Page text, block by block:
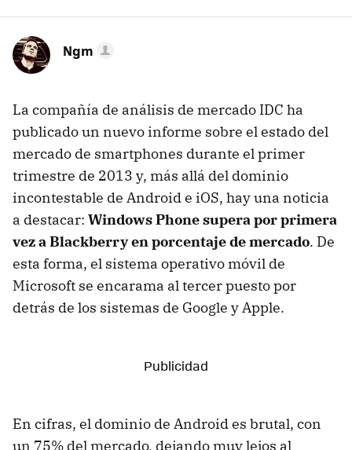
Ngm
La compañía de análisis de mercado IDC ha
publicado un nuevo informe sobre el estado del
mercado de smartphones durante el primer
trimestre de 2013 y, más allá del dominio
incontestable de Android e iOS, hay una noticia
a destacar: Windows Phone supera por primera
vez a Blackberry en porcentaje de mercado. De
esta forma, el sistema operativo móvil de
Microsoft se encarama al tercer puesto por
detrás de los sistemas de Google y Apple.
En cifras, el dominio de Android es brutal, con
un 75% del mercado, dejando muy lejos al